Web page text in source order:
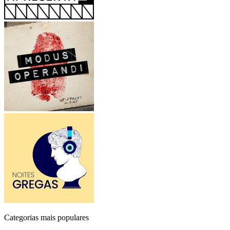
Categorias mais populares